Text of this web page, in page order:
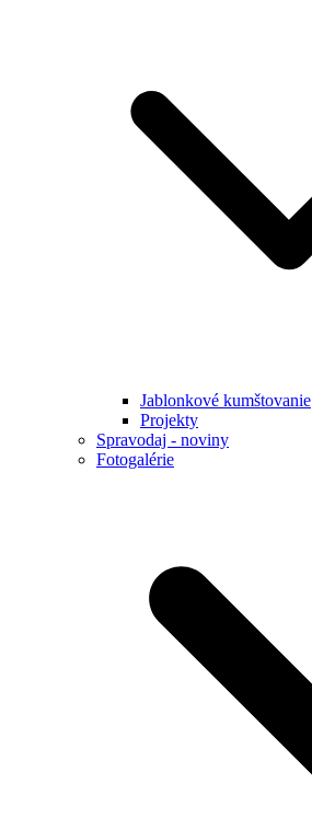
Jablonkové kumštovanie
Projekty
Spravodaj - noviny
Fotogalérie